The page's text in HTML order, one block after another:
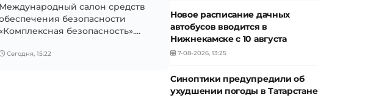
Международный салон средств
безопасности
безопасность»....
Сегодня, 15:22
Новое расписание дачных
автобусов вводится в
Нижнекамске с 10 августа
7-08-2026, 13:25
Синоптики предупредили об
ухудшении погоды в Татарстане